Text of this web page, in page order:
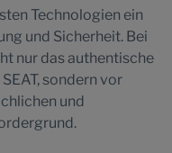
Technologien ein
und Sicherheit. Bei
nur das authentische
sondern vor
und